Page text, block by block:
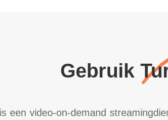
Gebruik
een video-on-demand